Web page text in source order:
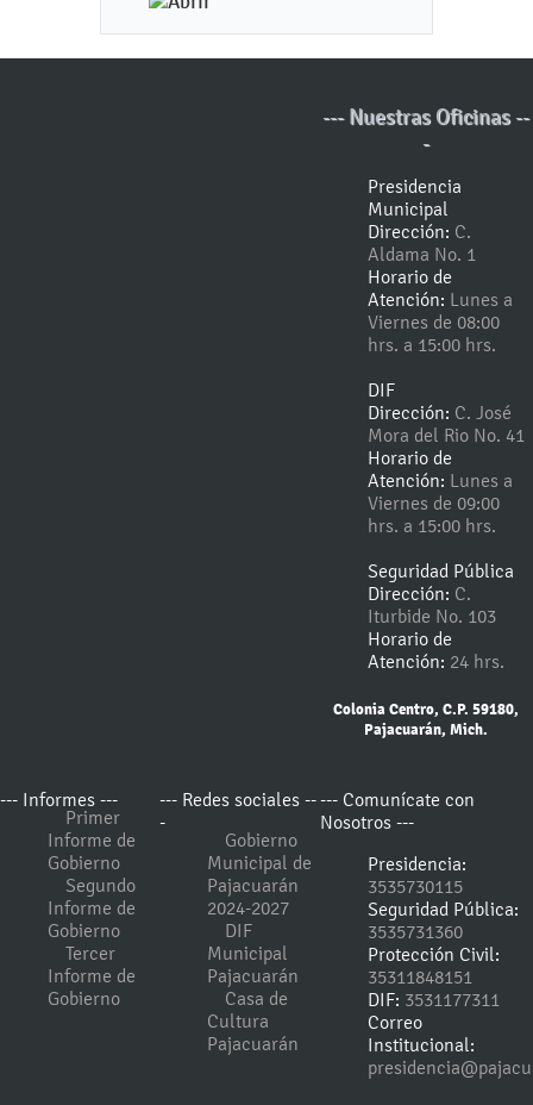
--- Nuestras Oficinas --
-
Presidencia
Municipal
Dirección: C.
Aldama No. 1
Horario de
Atención: Lunes a
Viernes de 08:00
hrs. a 15:00 hrs.
DIF
Dirección: C. José
Mora del Rio No. 41
Horario de
Atención: Lunes a
Viernes de 09:00
hrs. a 15:00 hrs.
Seguridad Pública
Dirección: C.
Iturbide No. 103
Horario de
Atención: 24 hrs.
Colonia Centro, C.P. 59180,
Pajacuarán, Mich.
--- Informes ---
Primer
Informe de
Gobierno
Segundo
Informe de
Gobierno
Tercer
Informe de
Gobierno
--- Redes sociales --
-
Gobierno
Municipal de
Pajacuarán
2024-2027
DIF
Municipal
Pajacuarán
Casa de
Cultura
Pajacuarán
--- Comunícate con
Nosotros ---
Presidencia:
3535730115
Seguridad Pública:
3535731360
Protección Civil:
35311848151
DIF: 3531177311
Correo
Institucional: